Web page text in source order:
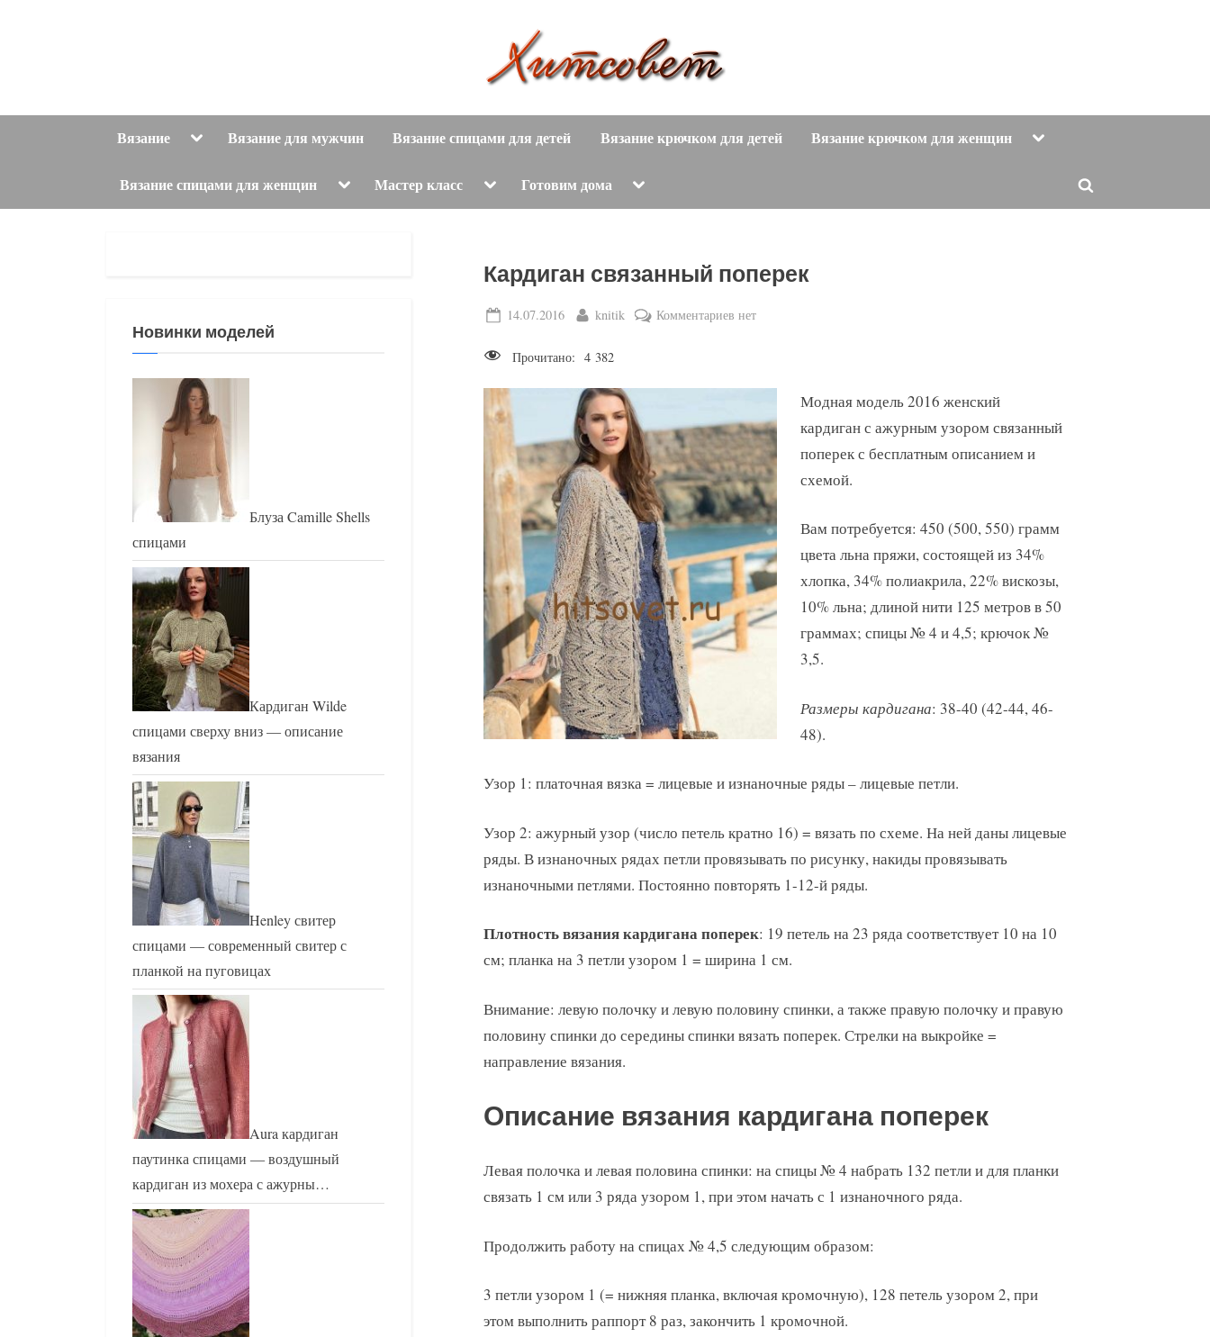
и
т
о
в
е
т
вязание
с
описанием
и
Вязание ToggleВязание для мужчин Вязание спицами для детей Вязание крючком для детей Вязание крючком для женщин Toggle
Вязание спицами для женщин Toggle
menu
Мастер класс Toggle
menu
Готовим дома Toggle
menu
Toggle
Кардиган связанный поперек
Posted
14.07.2016 By
knitik Комментариев кнет
Прочитано: 4 382
Модная модель 2016 женский
кардиган с ажурным узором связанный
поперек с бесплатным описанием и
схемой.
Вам потребуется: 450 (500, 550) грамм
цвета льна пряжи, состоящей из 34%
хлопка, 34% полиакрила, 22% вискозы,
10% льна; длиной нити 125 метров в 50
граммах; спицы № 4 и 4,5; крючок №
3,5.
Размеры кардигана: 38-40 (42-44, 46-
48).
Узор 1: платочная вязка = лицевые и изнаночные ряды – лицевые петли.
Узор 2: ажурный узор (число петель кратно 16) = вязать по схеме. На ней даны лицевые
ряды. В изнаночных рядах петли провязывать по рисунку, накиды провязывать
изнаночными петлями. Постоянно повторять 1-12-й ряды.
Плотность вязания кардигана поперек: 19 петель на 23 ряда соответствует 10 на 10
см; планка на 3 петли узором 1 = ширина 1 см.
Внимание: левую полочку и левую половину спинки, а также правую полочку и правую
половину спинки до середины спинки вязать поперек. Стрелки на выкройке =
направление вязания.
Описание вязания кардигана поперек
Левая полочка и левая половина спинки: на спицы № 4 набрать 132 петли и для планки
связать 1 см или 3 ряда узором 1, при этом начать с 1 изнаночного ряда.
Продолжить работу на спицах № 4,5 следующим образом:
3 петли узором 1 (= нижняя планка, включая кромочную), 128 петель узором 2, при
этом выполнить раппорт 8 раз, закончить 1 кромочной.
Новинки моделей
Блуза Camille Shells
спицами
Кардиган Wilde
спицами сверху вниз — описание
вязания
Henley свитер
спицами — современный свитер с
планкой на пуговицах
Aura кардиган
паутинка спицами — воздушный
кардиган из мохера с ажурны…